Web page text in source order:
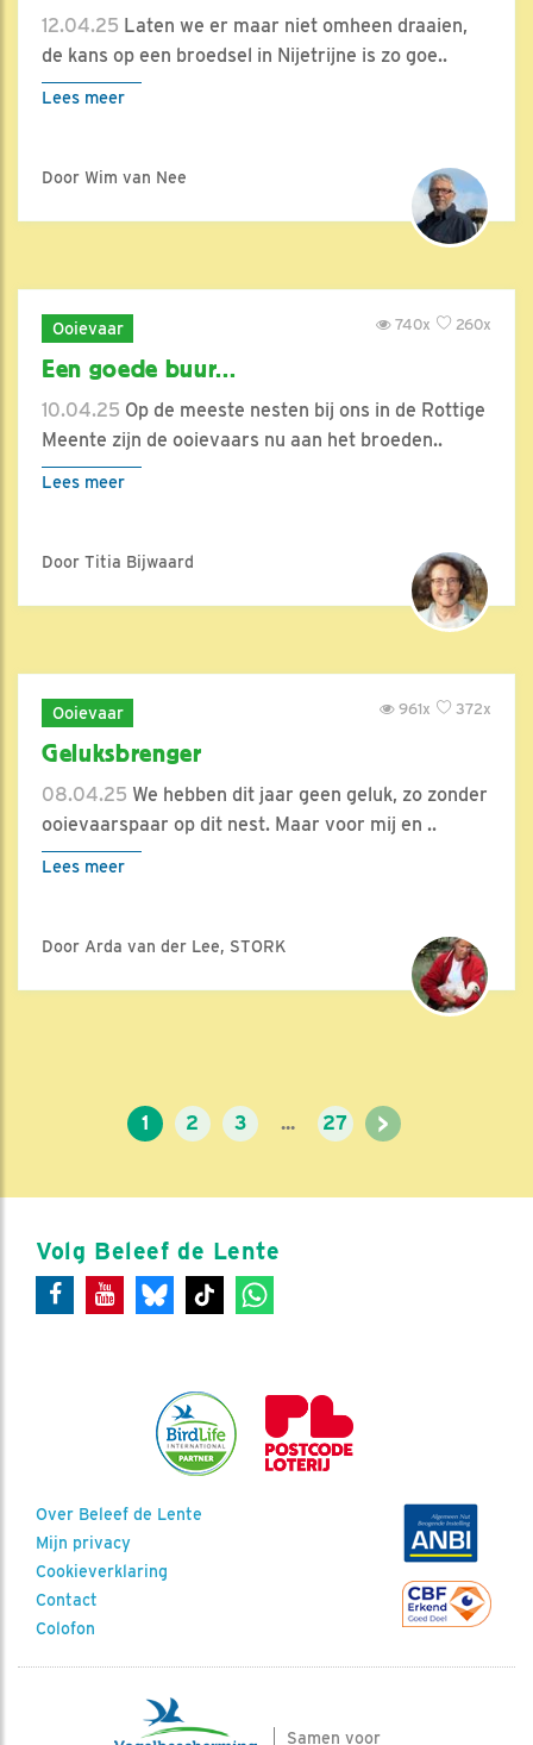
12.04.25 Laten we er maar niet omheen draaien,
de kans op een broedsel in Nijetrijne is zo goe..
Lees meer
Door Wim van Nee
Ooievaar 260x
740x
Een goede buur...
10.04.25 Op de meeste nesten bij ons in de Rottige
Meente zijn de ooievaars nu aan het broeden..
Lees meer
Door Titia Bijwaard
Ooievaar 372x
961x
Geluksbrenger
08.04.25 We hebben dit jaar geen geluk, zo zonder
ooievaarspaar op dit nest. Maar voor mij en ..
Lees meer
Door Arda van der Lee, STORK
1 2 3 ... 27 >
Volg Beleef de Lente
Over Beleef de Lente
Mijn privacy
Cookieverklaring
Contact
Colofon
Samen voor